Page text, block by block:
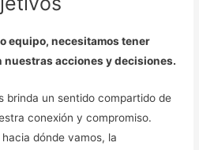
equipo, necesitamos tener
acciones y decisiones.
brinda un sentido compartido de
conexión y compromiso.
dónde vamos, la